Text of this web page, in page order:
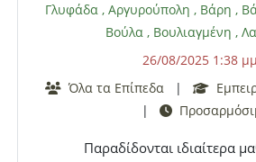
Γλυφάδα, Αργυρούπολη , Βάρη ,
Βούλα , Βουλιαγμένη ,
26/08/2025 1:38
Όλα τα Επίπεδα
|
|
Παραδίδονται ιδιαίτερα